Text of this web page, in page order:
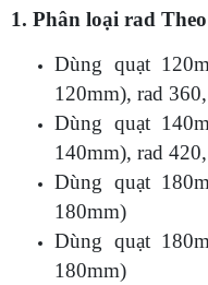
1. Phân loại rad
Dùng quạt
120mm), rad
Dùng quạt
140mm), rad
Dùng quạt
180mm)
Dùng quạt
180mm)